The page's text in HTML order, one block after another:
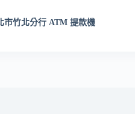
市竹北分行 ATM 提款機